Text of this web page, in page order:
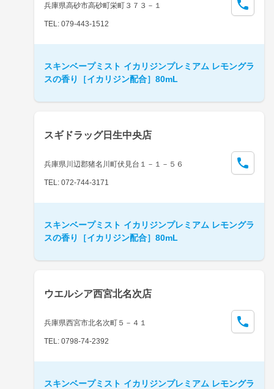
兵庫県高砂市高砂町栄町３７３－１
TEL: 079-443-1512
スキンベープミスト イカリジンプレミアム レモングラ
スの香り［イカリジン配合］80mL
スギドラッグ日生中央店
兵庫県川辺郡猪名川町伏見台１－１－５６
TEL: 072-744-3171
スキンベープミスト イカリジンプレミアム レモングラ
スの香り［イカリジン配合］80mL
ウエルシア西宮北名次店
兵庫県西宮市北名次町５－４１
TEL: 0798-74-2392
スキンベープミスト イカリジンプレミアム レモングラ